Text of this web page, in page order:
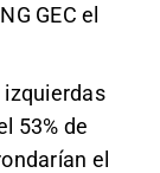
GEC el
izquierdas
53% de
el